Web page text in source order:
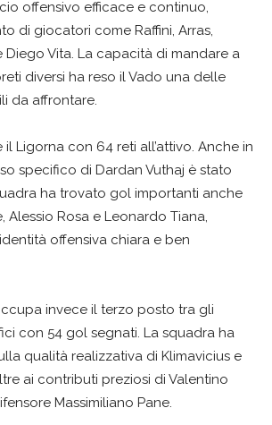
offensivo efficace e continuo,
di giocatori come Raffini, Arras,
Diego Vita. La capacità di mandare a
diversi ha reso il Vado una delle
da affrontare.
il Ligorna con 64 reti all’attivo. Anche in
specifico di Dardan Vuthaj è stato
ha trovato gol importanti anche
Alessio Rosa e Leonardo Tiana,
offensiva chiara e ben
invece il terzo posto tra gli
con 54 gol segnati. La squadra ha
qualità realizzativa di Klimavicius e
ai contributi preziosi di Valentino
Massimiliano Pane.